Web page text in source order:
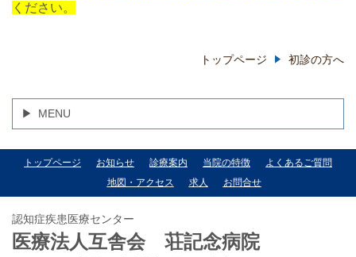
ください。
トップページ 初診の方へ
MENU
トップページ お知らせ 診療案内 当院の特徴
よくあるご質問
地図・アクセス
求人 お問合せ
認知症疾患医療センター
医療法人互舎会 荘記念病院